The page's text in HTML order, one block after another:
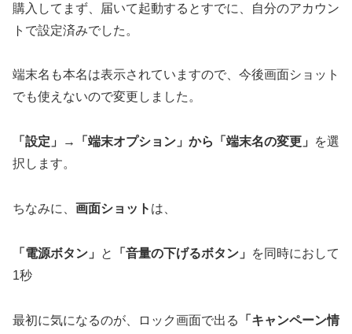
購入してまず、届いて起動するとすでに、自分のアカウン
トで設定済みでした。
端末名も本名は表示されていますので、今後画面ショット
でも使えないので変更しました。
「設定」→「端末オプション」から「端末名の変更」
を選
択します。
ちなみに、 画面ショット は、
「電源ボタン」 と 「音量の下げるボタン」
を同時におして
1秒
最初に気になるのが、ロック画面で出る
「キャンペーン情